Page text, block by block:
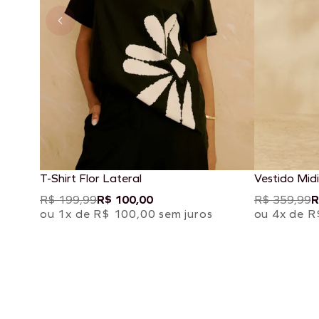
T-Shirt Flor Lateral
R$ 199,99R$ 100,00
ou 1x de R$ 100,00 sem juros
Vestido
R$ 359,99
ou 4x de